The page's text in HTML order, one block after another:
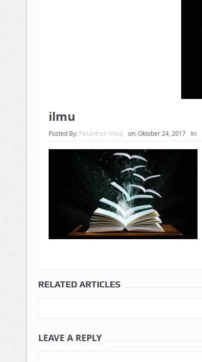
ilmu
Posted By: Pesantren Irtaqi on:Oktober 24, 2017 In:
RELATED ARTICLES
LEAVE A REPLY